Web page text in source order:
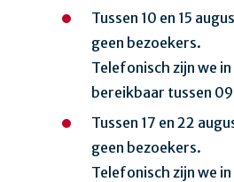
Tussen 10 en 15
geen bezoekers.
Telefonisch zijn we
bereikbaar tussen
Tussen 17 en 22
geen bezoekers.
Telefonisch zijn we